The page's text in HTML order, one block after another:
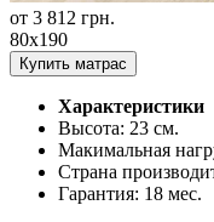
от 3 812 грн.
80x190
Купить матрас
Характеристики
Высота: 23 см.
Макимальная
Страна
Гарантия: 18 мес.